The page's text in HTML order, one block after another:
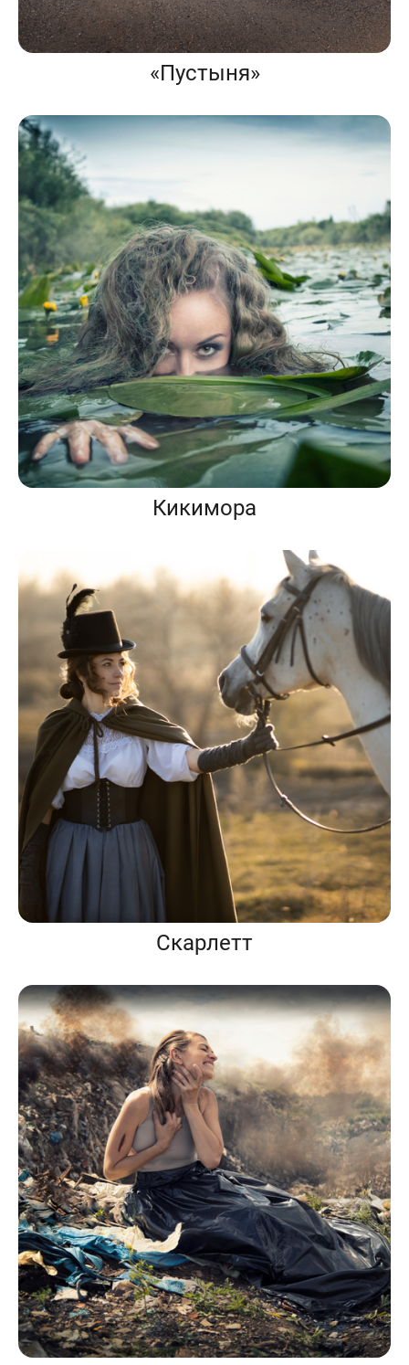
«Пустыня»
Кикимора
Скарлетт